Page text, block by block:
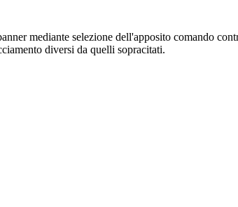
mediante selezione dell'apposito comando
diversi da quelli sopracitati.